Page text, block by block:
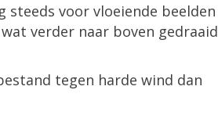
steeds voor vloeiende beelden
verder naar boven gedraaid
tegen harde wind dan